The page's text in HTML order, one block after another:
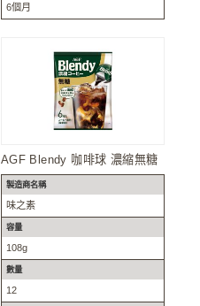
6個月
AGF Blendy 咖啡球 濃縮無糖
製造商名稱
味之素
容量
108g
數量
12